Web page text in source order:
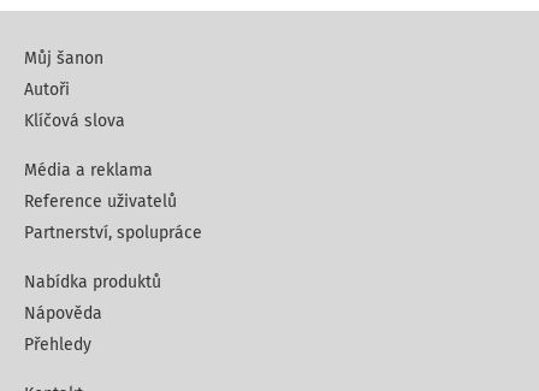
Můj šanon
Autoři
Klíčová slova
Média a reklama
Reference uživatelů
Partnerství, spolupráce
Nabídka produktů
Nápověda
Přehledy